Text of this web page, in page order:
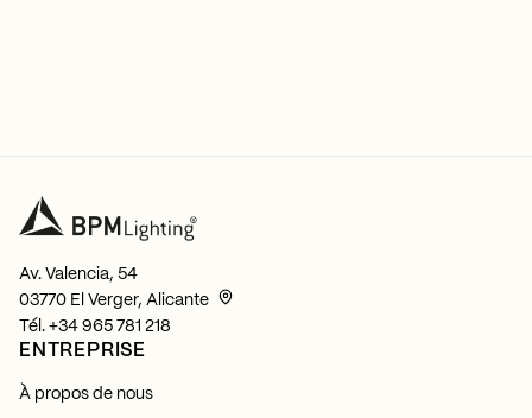
Av. Valencia, 54
03770 El Verger, Alicante
Tél. +34 965 781 218
ENTREPRISE
À propos de nous